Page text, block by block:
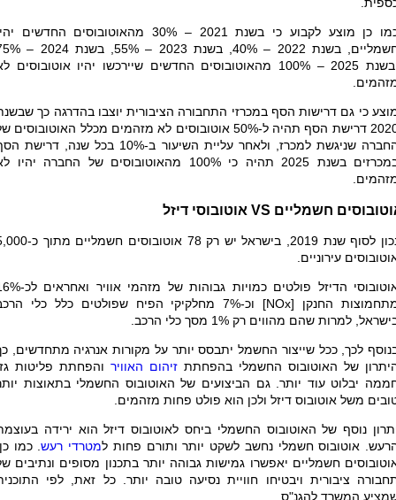
כמו כן מוצע לקבוע כי בשנת 2021 – 30% מהאוטובוסים החדשים
חשמליים, בשנת 2022 – 40%, בשנת 2023 – 55%,
ובשנת 2025 – 100% מהאוטובוסים החדשים שיירכשו יהיו אוטובוסים
כי גם דרישות הסף במכרזי התחבורה הציבורית יוצבו בהדרגה כך
2020 דרישת הסף תהיה ל-50% אוטובוסים לא מזהמים מכלל האוטובוסים
החברה שניגשת למכרז, ולאחר עליית השיעור ב-10% בכל שנה, דרישת
במכרזים בשנת 2025 תהיה כי 100% מהאוטובוסים של החברה יהיו
חשמליים VS אוטובוסי דיזל
נכון לסוף שנת 2019, בישראל יש רק 78 אוטובוסים
עירוניים.
אוטובוסי הדיזל פולטים כמויות גבוהות של מזהמי
החנקן [NOx
] וכ-7% מחלקיקי הפיח שפולטים כלל כלי
למרות שהם מהווים רק 1% מסך כלי הרכב.
לכך, ככל שייצור החשמל יתבסס יותר על מקורות אנרגיה מתחדשים,
של האוטובוס החשמלי בהפחתת זיהום האוויר והפחתת פליטות
יבלוט עוד יותר.
גם הביצועים של האוטובוס החשמלי בתאוצות
משל אוטובוס דיזל ולכן הוא פולט פחות מזהמים.
נוסף של האוטובוס החשמלי ביחס לאוטובוס דיזל הוא ירידה
אוטובוס חשמלי נחשב לשקט יותר ותורם פחות למטרדי רעש. כמו כן,
חשמליים יאפשרו גמישות גבוהה יותר בתכנון מסופים ונתיבים
ציבורית ויבטיחו חוויית נסיעה טובה יותר. כל זאת, לפי
המשרד להגנ"ס.